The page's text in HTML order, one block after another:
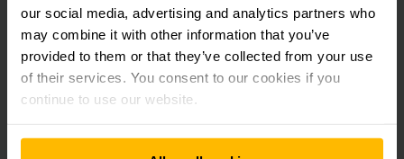
our social media, advertising and analytics partners who
may combine it with other information that you’ve
provided to them or that they’ve collected from your use
of their services. You consent to our cookies if you
continue to use our website.